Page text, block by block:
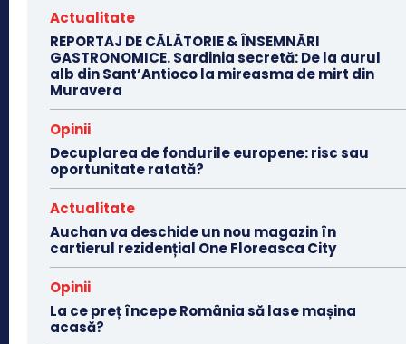
Actualitate
REPORTAJ DE CĂLĂTORIE & ÎNSEMNĂRI
GASTRONOMICE. Sardinia secretă: De la aurul
alb din Sant’Antioco la mireasma de mirt din
Muravera
Opinii
Decuplarea de fondurile europene: risc sau
oportunitate ratată?
Actualitate
Auchan va deschide un nou magazin în
cartierul rezidențial One Floreasca City
Opinii
La ce preț începe România să lase mașina
acasă?